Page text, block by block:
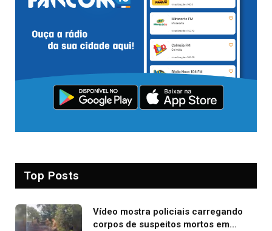
Top Posts
Vídeo mostra policiais carregando
corpos de suspeitos mortos em